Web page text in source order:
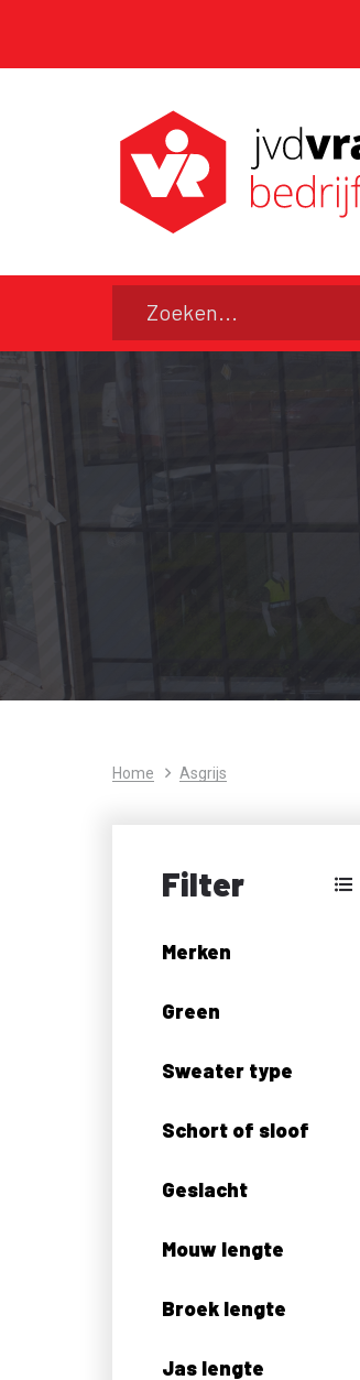
Home Asgrijs
Filter
Merken
Green
Sweater type
Schort of sloof
Geslacht
Mouw lengte
Broek lengte
Jas lengte